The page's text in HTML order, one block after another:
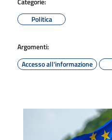
Politica
Argomenti:
Accesso all'informazione